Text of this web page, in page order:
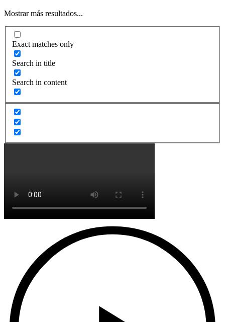
Mostrar más resultados...
Exact matches only
Search in title
Search in content